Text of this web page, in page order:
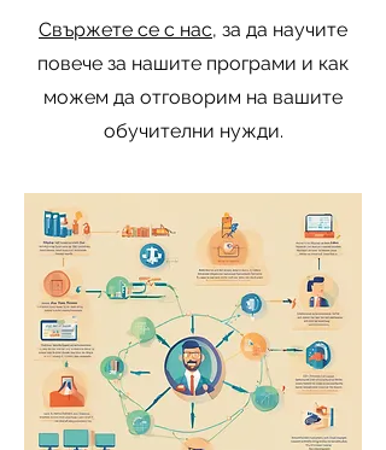
Свържете се с нас, за да научите
повече за нашите програми и как
можем да отговорим на вашите
обучителни нужди.